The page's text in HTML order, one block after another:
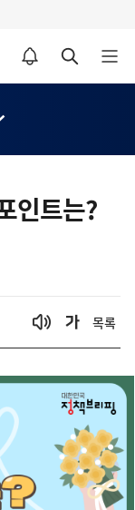
알림설정 바로가기 검색 바로가기 메뉴 열기
인트는?
목록